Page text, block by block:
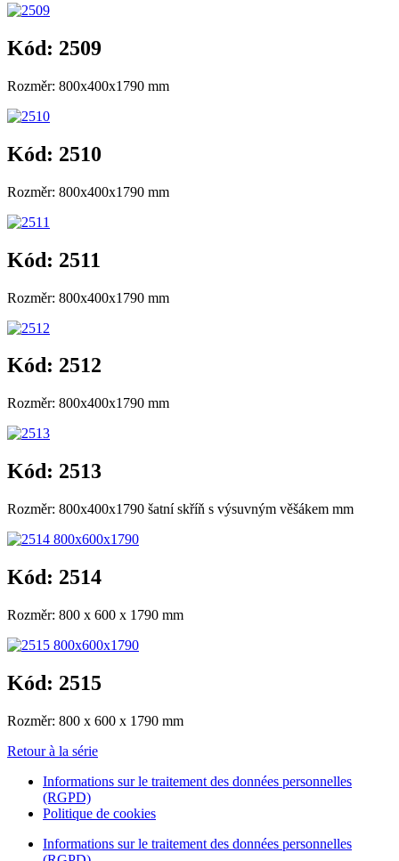
Kód: 2509
Rozměr: 800x400x1790 mm
Kód: 2510
Rozměr: 800x400x1790 mm
Kód: 2511
Rozměr: 800x400x1790 mm
Kód: 2512
Rozměr: 800x400x1790 mm
Kód: 2513
Rozměr: 800x400x1790 šatní skříň s výsuvným věšákem mm
Kód: 2514
Rozměr: 800 x 600 x 1790 mm
Kód: 2515
Rozměr: 800 x 600 x 1790 mm
Retour à la série
Informations sur le traitement des données personnelles
(RGPD)
Politique de cookies
Informations sur le traitement des données personnelles